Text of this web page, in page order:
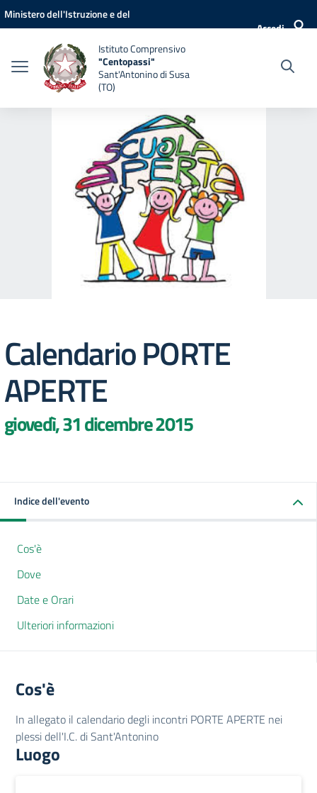
Vai ai contenuti
Vai al menu di navigazione
Vai al footer
Ministero dell'Istruzione e del
Accedi
Istituto Comprensivo
"Centopassi"
Sant'Antonino di Susa
(TO)
Calendario PORTE
APERTE
giovedì, 31 dicembre 2015
Indice dell'evento
Cos'è
Dove
Date e Orari
Ulteriori informazioni
Cos'è
In allegato il calendario degli incontri PORTE APERTE nei
plessi dell'I.C. di Sant'Antonino
Luogo